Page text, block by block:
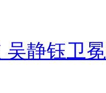
吴静钰卫冕